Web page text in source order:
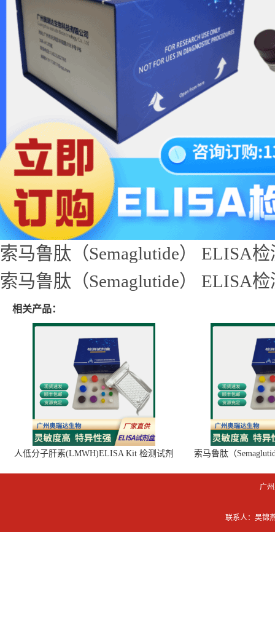
索马鲁肽（Semaglutide） ELISA
索马鲁肽（Semaglutide） ELISA
相关产品：
人低分子肝素(LMWH)ELISA Kit 检测试剂
索马鲁肽（
广
联系人：吴锦